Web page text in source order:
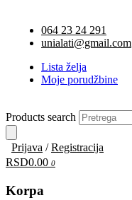
064 23 24 291
unialati@gmail.com
Lista želja
Moje porudžbine
Products search
Prijava / Registracija
RSD0.00 0
Korpa